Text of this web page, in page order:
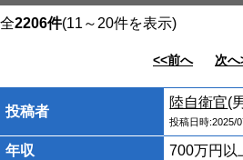
全2206件(11～20件を表示)
<<前へ 次へ
投稿者
陸自衛官(
投稿日時:2025/
年収
700万円以